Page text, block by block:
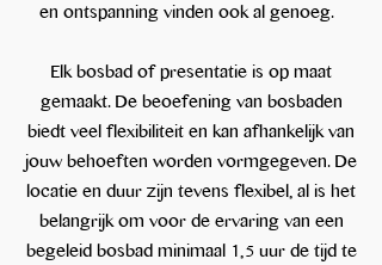
en ontspanning vinden ook al genoeg.
Elk bosbad of presentatie is op maat
gemaakt. De beoefening van bosbaden
biedt veel flexibiliteit en kan afhankelijk van
jouw behoeften worden vormgegeven. De
locatie en duur zijn tevens flexibel, al is het
belangrijk om voor de ervaring van een
begeleid bosbad minimaal 1,5 uur de tijd te